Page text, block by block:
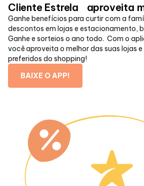
Cliente Estrela aproveita
Ganhe benefícios para curtir com a
descontos em lojas e estacionamento,
Ganhe e sorteios o ano todo. Com o
você aproveita o melhor das suas lojas
preferidos do shopping!
BAIXE O APP!